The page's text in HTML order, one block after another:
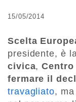
15/05/2014
Scelta
presidente, è
civica,
fermare il
travagliato,